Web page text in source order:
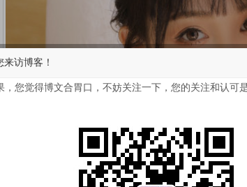
来访博客！
，您觉得博文合胃口，不妨关注一下，您的关注和认可